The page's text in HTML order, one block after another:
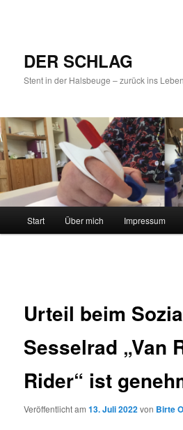
DER SCHLAG
Stent in der Halsbeuge – zurück ins
Zum
Start Über mich Impressum
Urteil beim
Sesselrad „Van
Rider“ ist
Veröffentlicht am13. Juli 2022von Birte